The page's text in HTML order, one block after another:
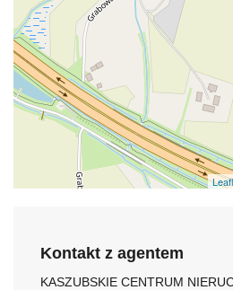
Kontakt z agentem
KASZUBSKIE CENTRUM